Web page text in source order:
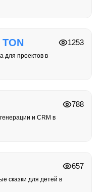
для проектов в
1253
и CRM в
788
сказки для детей в
657